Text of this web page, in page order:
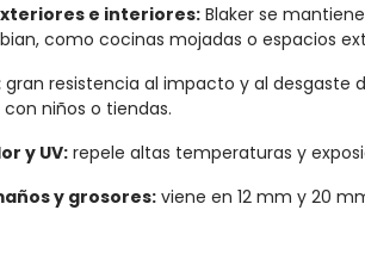
e interiores:Blaker se
como cocinas mojadas o espacios
gran resistencia al impacto y al desgaste
niños o tiendas.
y UV:repele altas temperaturas y
y grosores:viene en 12 mm y 20